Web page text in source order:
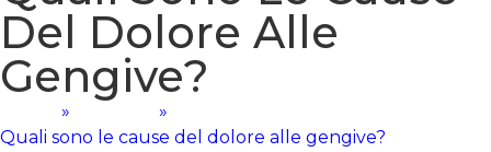
Del Dolore Alle
Gengive?
»
»
Quali sono le cause del dolore alle gengive?